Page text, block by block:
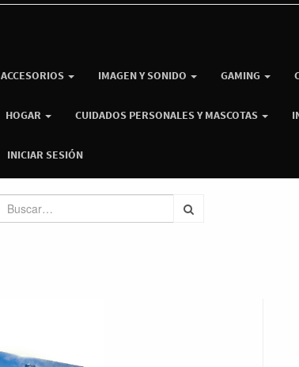
IMAGEN Y SONIDO GAMING
HOGAR CUIDADOS PERSONALES Y MASCOTAS
INICIAR SESIÓN